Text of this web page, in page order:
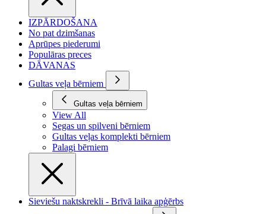
IZPĀRDOŠANA
No pat dzimšanas
Aprūpes piederumi
Populāras preces
DĀVANAS
Gultas veļa bērniem
Gultas veļa bērniem
View All
Segas un spilveni bērniem
Gultas veļas komplekti bērniem
Palagi bērniem
Sieviešu naktskrekli - Brīvā laika apģērbs